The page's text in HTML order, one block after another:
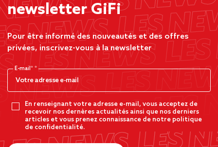
newsletter GiFi
Pour être informé des nouveautés et des offres
privées, inscrivez-vous à la newsletter
E-mail*
En renseignant votre adresse e-mail, vous acceptez de
recevoir nos dernères actualités ainsi que nos derniers
articles et vous prenez connaissance de notre politique
de confidentialité.